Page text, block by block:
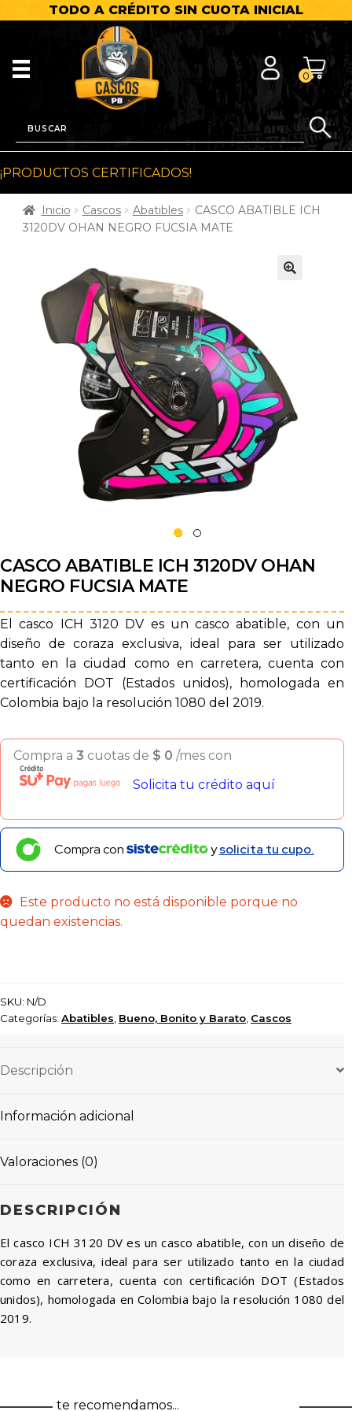
TODO A CRÉDITO SIN CUOTA INICIAL
0
¡PRODUCTOS CERTIFICADOS!
Inicio Cascos Abatibles
CASCO ABATIBLE ICH
3120DV OHAN NEGRO FUCSIA MATE
CASCO ABATIBLE ICH 3120DV OHAN
NEGRO FUCSIA MATE
El casco ICH 3120 DV es un casco abatible, con un
diseño de coraza exclusiva, ideal para ser utilizado
tanto en la ciudad como en carretera, cuenta con
certificación DOT (Estados unidos), homologada en
Colombia bajo la resolución 1080 del 2019.
Compra a 3 cuotas de $ 0 /mes con
Solicita tu crédito aquí
Compra con ysolicita tu cupo.
Este producto no está disponible porque no
quedan existencias.
SKU: N/D
Categorías: Abatibles Bueno, Bonito y Barato Cascos
Descripción
Información adicional
Valoraciones (0)
DESCRIPCIÓN
El casco ICH 3120 DV es un casco abatible, con un diseño de
coraza exclusiva, ideal para ser utilizado tanto en la ciudad
como en carretera, cuenta con certificación DOT (Estados
unidos), homologada en Colombia bajo la resolución 1080 del
2019.
te recomendamos...